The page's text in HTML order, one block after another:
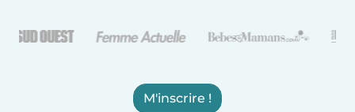
M'inscrire !